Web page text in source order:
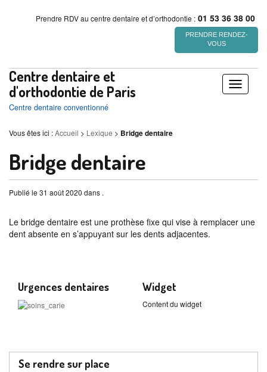
Prendre RDV au centre dentaire et d’orthodontie : 01 53 36 38 00
PRENDRE RENDEZ-
VOUS
Centre dentaire et
d'orthodontie de Paris
Centre dentaire conventionné
Déplier
/
Vous êtes ici :Accueil > Lexique > Bridge dentaire
Bridge dentaire
Publié le 31 août 2020 dans .
Le bridge dentaire est une prothèse fixe qui vise à remplacer une
dent absente en s’appuyant sur les dents adjacentes.
Urgences dentaires Widget
Content du widget
Se rendre sur place